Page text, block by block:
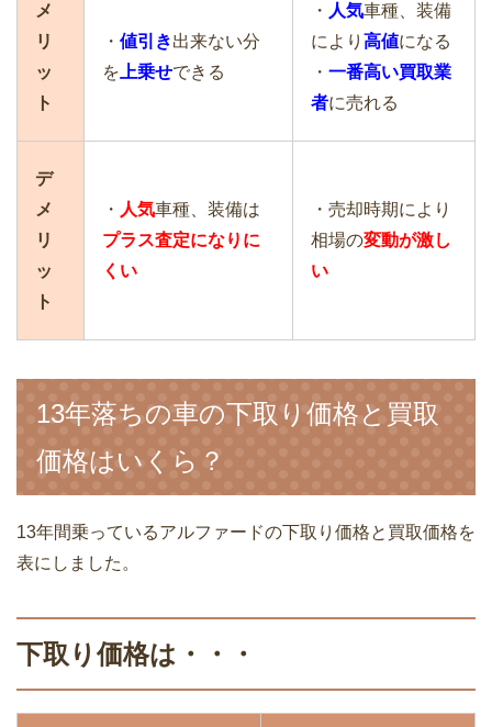
メ
リ
ッ
ト
・ 値引き出来ない分
を 上乗せできる
・ 人気車種、装備
により 高値になる
・ 一番高い買取業
者に売れる
デ
メ
リ
ッ
ト
・ 人気車種、装備は
プラス査定になりに
くい
・売却時期により
相場の変動が激し
い
13年落ちの車の下取り価格と買取
価格はいくら？
13年間乗っているアルファードの下取り価格と買取価格を
表にしました。
下取り価格は・・・